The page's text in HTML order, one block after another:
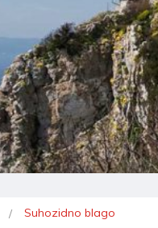
Suhozidno blago